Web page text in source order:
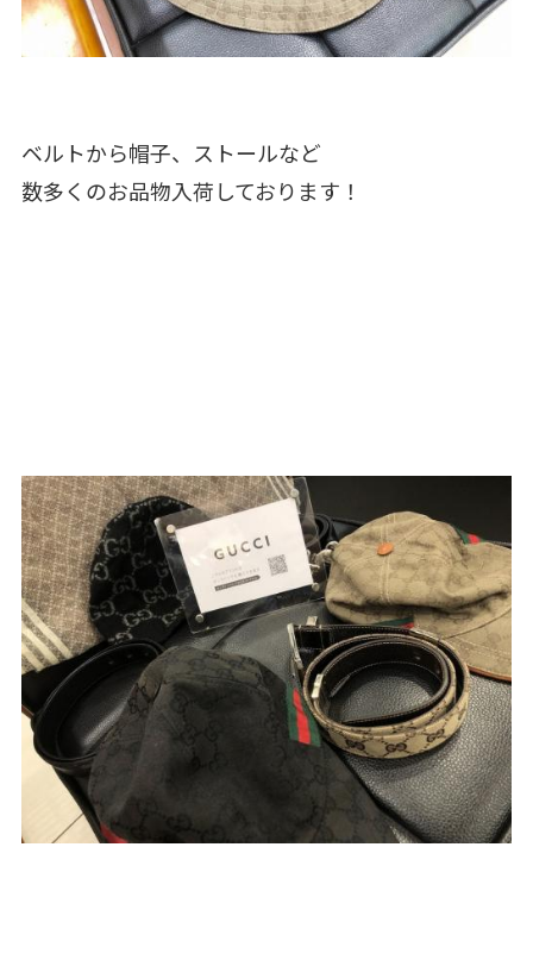
ベルトから帽子、ストールなど
数多くのお品物入荷しております！